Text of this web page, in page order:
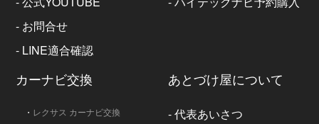
- お問合せ
- LINE適合確認
カーナビ交換
・ レクサス カーナビ交換
あとづけ屋について
-代表あいさつ